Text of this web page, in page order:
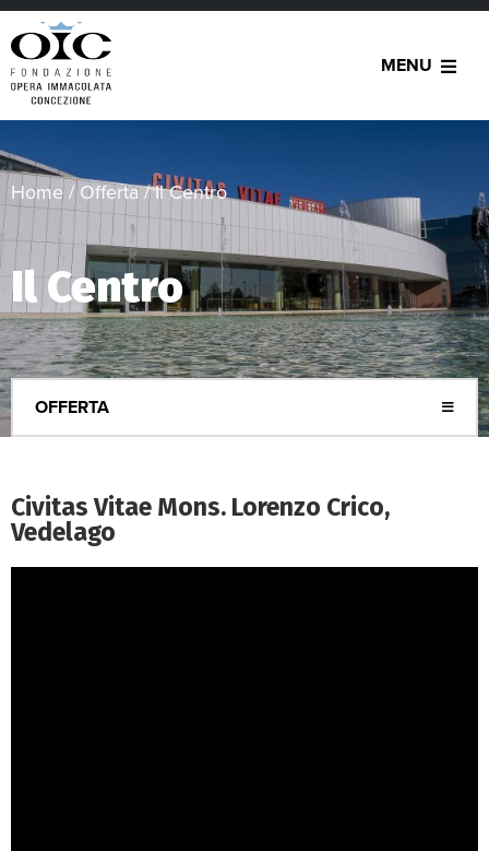
MENU
Home/Offerta/Il Centro
Il Centro
OFFERTA
Civitas Vitae Mons. Lorenzo Crico,
Vedelago